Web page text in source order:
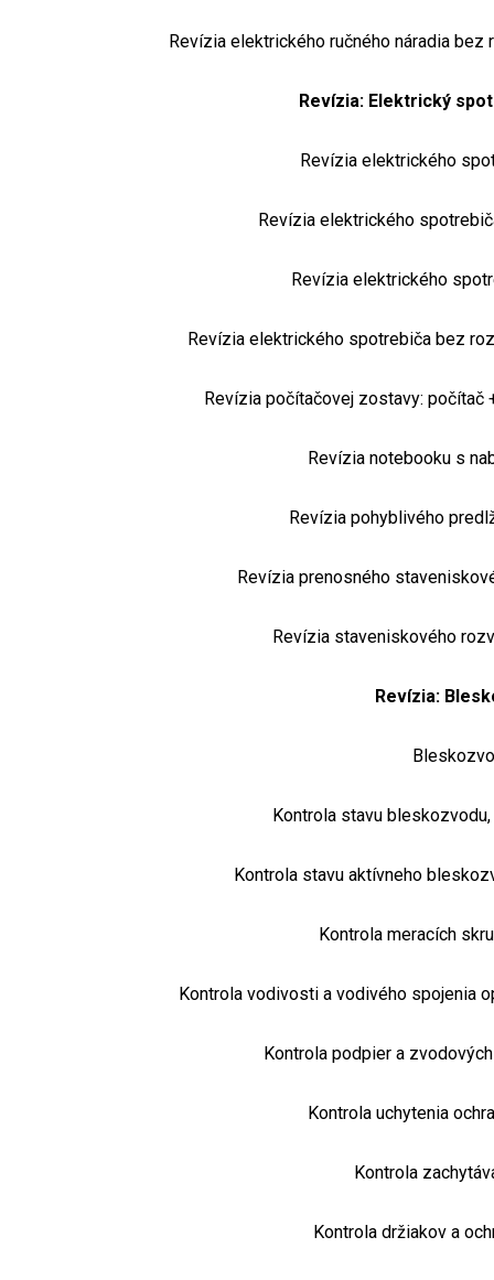
Revízia elektrického ručného náradia bez
Revízia: Elektrický
Revízia elektrického
Revízia elektrického
Revízia elektrického
Revízia elektrického spotrebiča bez
Revízia počítačovej zostavy: počítač
Revízia notebooku s
Revízia pohyblivého
Revízia prenosného
Revízia staveniskového
Revízia:
Kontrola stavu
Kontrola stavu aktívneho
Kontrola meracích
Kontrola vodivosti a vodivého spojenia
Kontrola podpier a
Kontrola uchytenia
Kontrola
Kontrola držiakov a